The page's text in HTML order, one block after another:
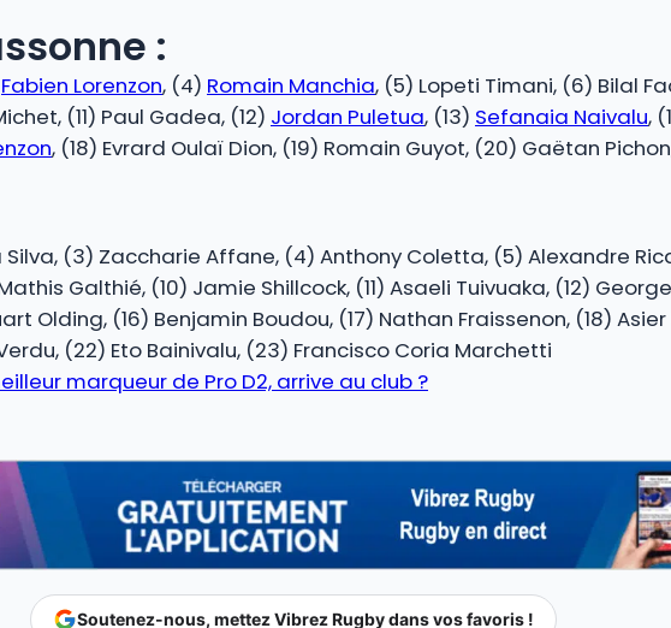
:
Fabien Lorenzon, (4) Romain Manchia, (5) Lopeti Timani, (6) Bilal
(11) Paul Gadea, (12) Jordan Puletua, (13) Sefanaia Naivalu,
, (18) Evrard Oulaï Dion, (19) Romain Guyot, (20) Gaëtan
(3) Zaccharie Affane, (4) Anthony Coletta, (5) Alexandre
Galthié, (10) Jamie Shillcock, (11) Asaeli Tuivuaka, (12)
Olding, (16) Benjamin Boudou, (17) Nathan Fraissenon, (18)
(22) Eto Bainivalu, (23) Francisco Coria Marchetti
marqueur de Pro D2, arrive au club ?
Soutenez-nous, mettez Vibrez Rugby dans vos favoris !